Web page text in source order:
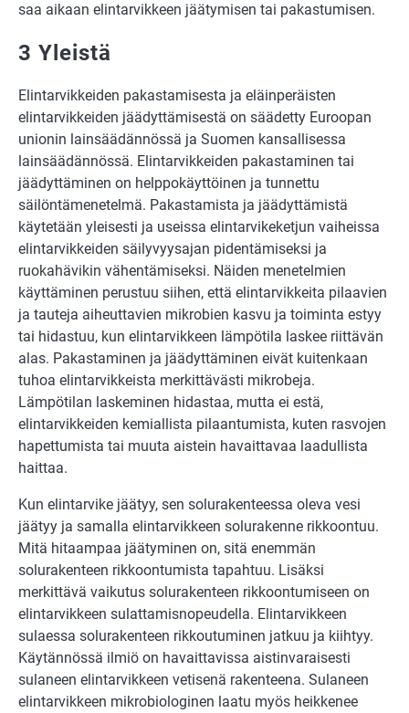
saa aikaan elintarvikkeen jäätymisen tai pakastumisen.
3 Yleistä
Elintarvikkeiden pakastamisesta ja eläinperäisten
elintarvikkeiden jäädyttämisestä on säädetty Euroopan
unionin lainsäädännössä ja Suomen kansallisessa
lainsäädännössä. Elintarvikkeiden pakastaminen tai
jäädyttäminen on helppokäyttöinen ja tunnettu
säilöntämenetelmä. Pakastamista ja jäädyttämistä
käytetään yleisesti ja useissa elintarvikeketjun vaiheissa
elintarvikkeiden säilyvyysajan pidentämiseksi ja
ruokahävikin vähentämiseksi. Näiden menetelmien
käyttäminen perustuu siihen, että elintarvikkeita pilaavien
ja tauteja aiheuttavien mikrobien kasvu ja toiminta estyy
tai hidastuu, kun elintarvikkeen lämpötila laskee riittävän
alas. Pakastaminen ja jäädyttäminen eivät kuitenkaan
tuhoa elintarvikkeista merkittävästi mikrobeja.
Lämpötilan laskeminen hidastaa, mutta ei estä,
elintarvikkeiden kemiallista pilaantumista, kuten rasvojen
hapettumista tai muuta aistein havaittavaa laadullista
haittaa.
Kun elintarvike jäätyy, sen solurakenteessa oleva vesi
jäätyy ja samalla elintarvikkeen solurakenne rikkoontuu.
Mitä hitaampaa jäätyminen on, sitä enemmän
solurakenteen rikkoontumista tapahtuu. Lisäksi
merkittävä vaikutus solurakenteen rikkoontumiseen on
elintarvikkeen sulattamisnopeudella. Elintarvikkeen
sulaessa solurakenteen rikkoutuminen jatkuu ja kiihtyy.
Käytännössä ilmiö on havaittavissa aistinvaraisesti
sulaneen elintarvikkeen vetisenä rakenteena. Sulaneen
elintarvikkeen mikrobiologinen laatu myös heikkenee